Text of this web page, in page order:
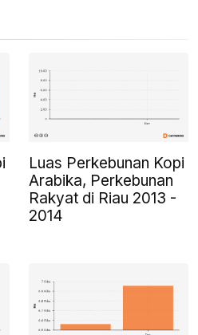
Luas Perkebunan Kopi
Arabika, Perkebunan
Rakyat di Riau 2013 -
2014